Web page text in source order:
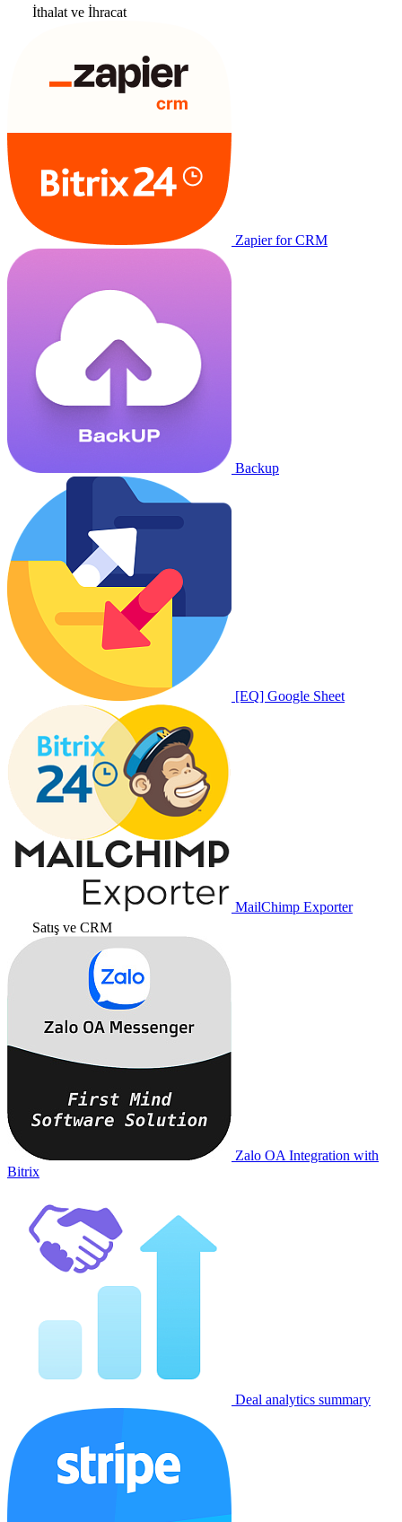
İthalat ve İhracat
Zapier for CRM
Backup
[EQ] Google Sheet
MailChimp Exporter
Satış ve CRM
Zalo OA Integration with
Bitrix
Deal analytics summary